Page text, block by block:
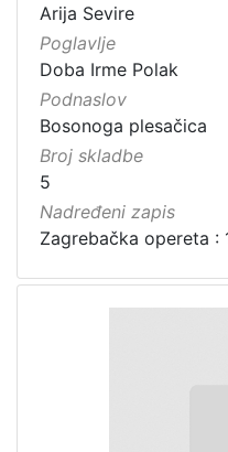
Arija Sevire
Poglavlje
Doba Irme Polak
Podnaslov
Bosonoga plesačica
Broj skladbe
5
Nadređeni zapis
Zagrebačka opereta :